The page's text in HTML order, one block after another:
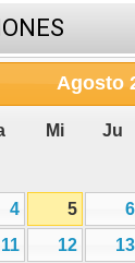
Agosto
Mi Ju
4 5 6
11 12 13